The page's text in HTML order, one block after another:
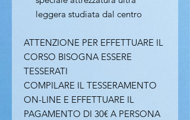
leggera studiata dal centro
ATTENZIONE PER EFFETTUARE IL
CORSO BISOGNA ESSERE
TESSERATI
COMPILARE IL TESSERAMENTO
ON-LINE E EFFETTUARE IL
PAGAMENTO DI 30€ A PERSONA